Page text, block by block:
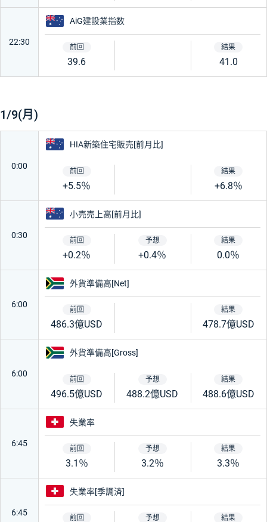
22:30
オーストラリア
AiG建設業指数
39.6 41.0
1/9(月)
0:00
オーストラリア
HIA新築住宅販売[前月比]
+5.5％ +6.8％
0:30
オーストラリア
小売売上高[前月比]
+0.2％ +0.4％ 0.0％
6:00
南アフリカ
外貨準備高[Net]
486.3億USD 478.7億USD
6:00
南アフリカ
外貨準備高[Gross]
496.5億USD 488.2億USD 488.6億USD
6:45
スイス
失業率
3.1％ 3.2％ 3.3％
6:45
スイス
失業率[季調済]